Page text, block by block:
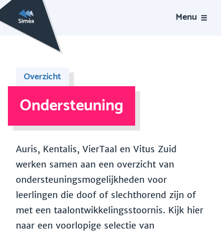
Menu
Overzicht
Ondersteuning
Auris, Kentalis, VierTaal en Vitus Zuid
werken samen aan een overzicht van
ondersteuningsmogelijkheden voor
leerlingen die doof of slechthorend zijn of
met een taalontwikkelingsstoornis. Kijk hier
naar een voorlopige selectie van